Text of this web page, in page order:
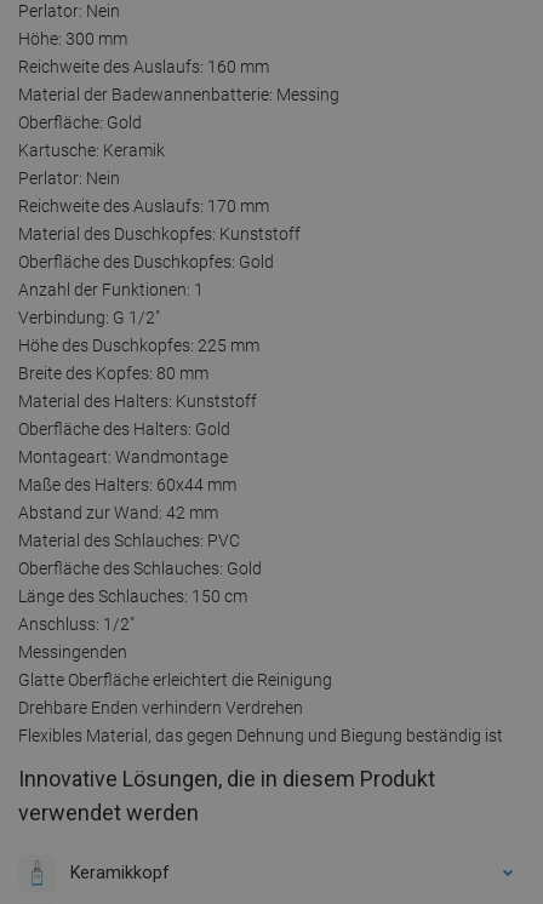
Perlator: Nein
Höhe: 300 mm
Reichweite des Auslaufs: 160 mm
Material der Badewannenbatterie: Messing
Oberfläche: Gold
Kartusche: Keramik
Perlator: Nein
Reichweite des Auslaufs: 170 mm
Material des Duschkopfes: Kunststoff
Oberfläche des Duschkopfes: Gold
Anzahl der Funktionen: 1
Verbindung: G 1/2"
Höhe des Duschkopfes: 225 mm
Breite des Kopfes: 80 mm
Material des Halters: Kunststoff
Oberfläche des Halters: Gold
Montageart: Wandmontage
Maße des Halters: 60x44 mm
Abstand zur Wand: 42 mm
Material des Schlauches: PVC
Oberfläche des Schlauches: Gold
Länge des Schlauches: 150 cm
Anschluss: 1/2"
Messingenden
Glatte Oberfläche erleichtert die Reinigung
Drehbare Enden verhindern Verdrehen
Flexibles Material, das gegen Dehnung und Biegung beständig ist
Innovative Lösungen, die in diesem Produkt
verwendet werden
Keramikkopf